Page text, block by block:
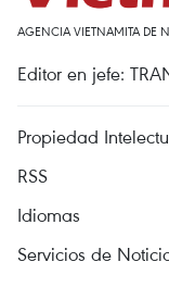
AGENCIA VIETNAMITA DE
Editor en jefe:
Propiedad
RSS
Idiomas
Servicios de